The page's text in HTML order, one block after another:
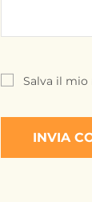
Salva il mio